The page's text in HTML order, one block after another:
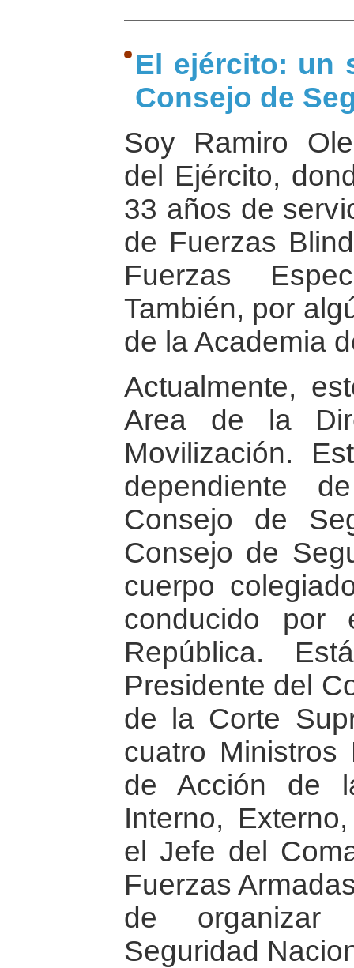
El ejército: un
Consejo de
Soy Ramiro
del Ejército,
33 años de
de Fuerzas
Fuerzas
También, por
de la Academia
Actualmente,
Area de la
Movilización.
dependiente
Consejo de
Consejo de
cuerpo
conducido por
República.
Presidente del
de la Corte
cuatro Ministros
de Acción de
Interno,
el Jefe del
Fuerzas
de
Seguridad